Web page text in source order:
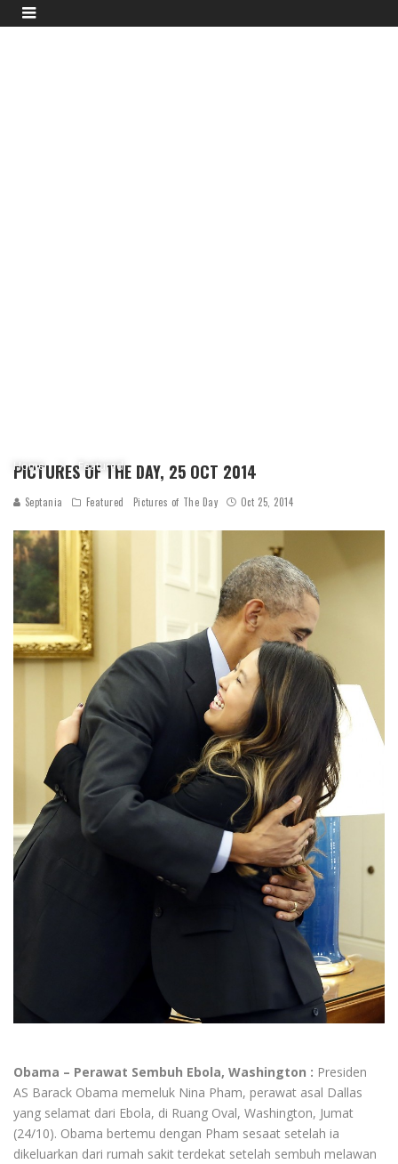
Home Featured
PICTURES OF THE DAY, 25 OCT 2014
Septania Featured Pictures of The Day Oct 25, 2014
Obama – Perawat Sembuh Ebola, Washington : Presiden
AS Barack Obama memeluk Nina Pham, perawat asal Dallas
yang selamat dari Ebola, di Ruang Oval, Washington, Jumat
(24/10). Obama bertemu dengan Pham sesaat setelah ia
dikeluarkan dari rumah sakit terdekat setelah sembuh melawan